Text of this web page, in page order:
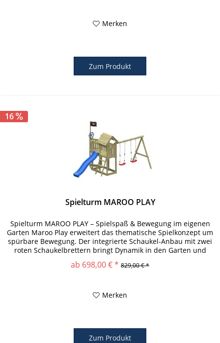
Merken
Zum Produkt
16
Spielturm MAROO PLAY
Spielturm MAROO PLAY – Spielspaß & Bewegung im eigenen
Garten Maroo Play erweitert das thematische Spielkonzept um
spürbare Bewegung. Der integrierte Schaukel-Anbau mit zwei
roten Schaukelbrettern bringt Dynamik in den Garten und
ab 698,00 € * 829,00 € *
Merken
Zum Produkt